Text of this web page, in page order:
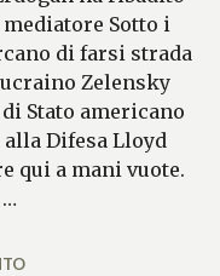
Sotto i
di farsi strada
Zelensky
Stato americano
Difesa Lloyd
qui a mani vuote.